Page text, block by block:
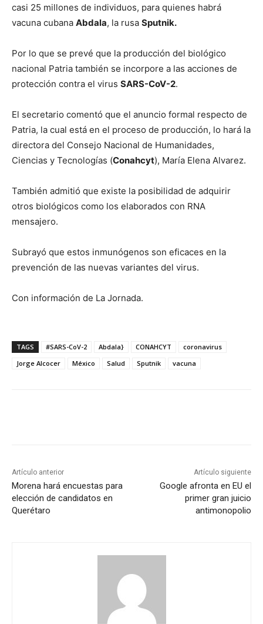
casi 25 millones de individuos, para quienes habrá
vacuna cubana Abdala, la rusa Sputnik.
Por lo que se prevé que la producción del biológico
nacional Patria también se incorpore a las acciones de
protección contra el virus SARS-CoV-2.
El secretario comentó que el anuncio formal respecto de
Patria, la cual está en el proceso de producción, lo hará la
directora del Consejo Nacional de Humanidades,
Ciencias y Tecnologías (Conahcyt), María Elena Alvarez.
También admitió que existe la posibilidad de adquirir
otros biológicos como los elaborados con RNA
mensajero.
Subrayó que estos inmunógenos son eficaces en la
prevención de las nuevas variantes del virus.
Con información de La Jornada.
TAGS #SARS-CoV-2 Abdala} CONAHCYT
coronavirus
Jorge Alcocer
México Salud Sputnik vacuna
Artículo anterior
Morena hará encuestas para
elección de candidatos en
Querétaro
Artículo siguiente
Google afronta en EU el
primer gran juicio
antimonopolio